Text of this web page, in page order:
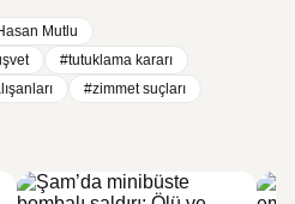
Mutlu
#tutuklama kararı
#zimmet suçları